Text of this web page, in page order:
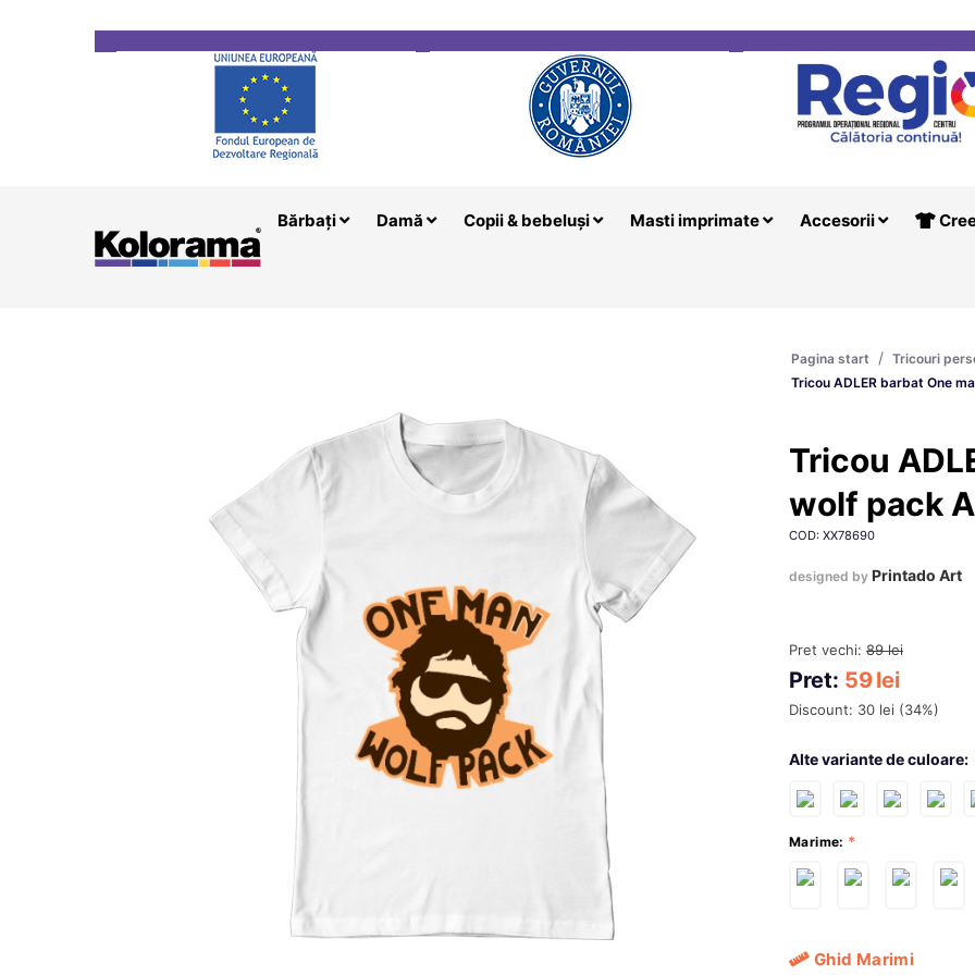
Bărbați Damă Copii & bebeluși Masti imprimate Accesorii
Pagina start / Tricouri
Tricou ADLER barbat One
Tricou
wolf pack
COD: XX78690
designed by Printado Art
Pret vechi: 89 lei
Pret: 59lei
Discount: 30lei (34%)
Alte variante de culoare:
Marime:
Ghid Marimi